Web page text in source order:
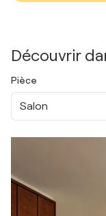
Découvrir
Pièce
Salon